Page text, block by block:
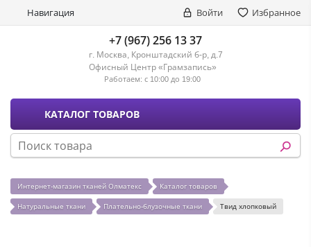
Навигация Войти Избранное
+7 (967) 256 13 37
г. Москва, Кронштадский б-р, д.7
Офисный Центр «Грамзапись»
Работаем: с 10:00 до 19:00
КАТАЛОГ ТОВАРОВ
Интернет-магазин тканей Олматекс Каталог товаров
Натуральные ткани Плательно-блузочные ткани Твид хлопковый